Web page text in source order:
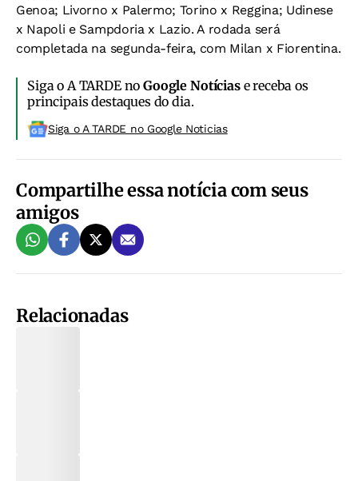
Genoa; Livorno x Palermo; Torino x Reggina; Udinese
x Napoli e Sampdoria x Lazio. A rodada será
completada na segunda-feira, com Milan x Fiorentina.
Siga o A TARDE noGoogle Notíciase receba os
principais destaques do dia.
Siga o A TARDE no Google Noticias
Compartilhe essa notícia com seus
amigos
Relacionadas